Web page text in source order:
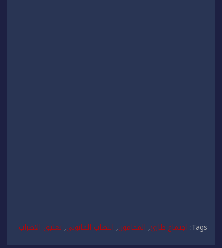
Tags: اجتماع طارئ, المحامون, النصاب القانوني,تعليق الاضراب